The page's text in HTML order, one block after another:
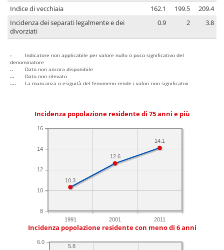
Indice di vecchiaia
162.1 199.5
209.4
Incidenza dei separati legalmente e dei
divorziati
0.9 2 3.8
-
Indicatore non applicabile per valore nullo o poco significativo del
denominatore
..
Dato non ancora disponibile
...
Dato non rilevato
....
La mancanza o esiguità del fenomeno rende i valori non significativi
Incidenza popolazione residente di 75 anni e più
1991 2001 2011
8
10
12
14
16
14.1
12.6
10.3
Incidenza popolazione residente con meno di 6 anni
6.0
5.8